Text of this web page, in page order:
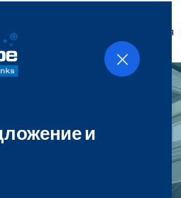
Главная Продукция
и